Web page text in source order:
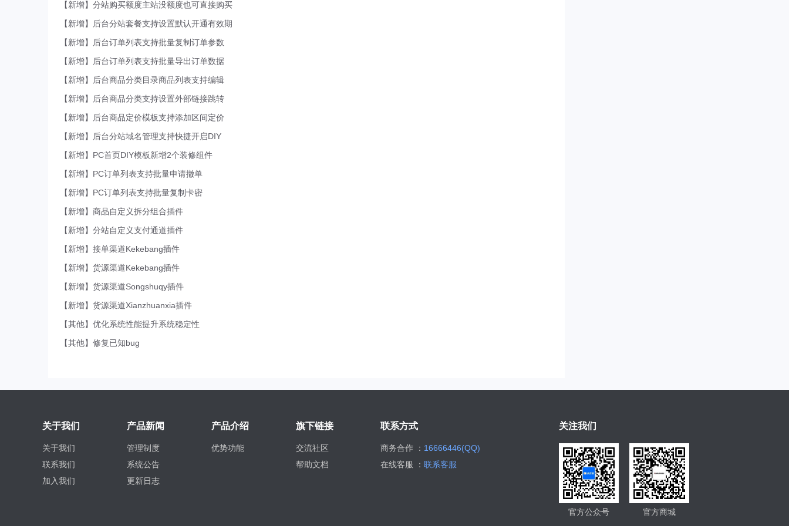
【新增】分站购买额度主站没额度也可直接购买
【新增】后台分站套餐支持设置默认开通有效期
【新增】后台订单列表支持批量复制订单参数
【新增】后台订单列表支持批量导出订单数据
【新增】后台商品分类目录商品列表支持编辑
【新增】后台商品分类支持设置外部链接跳转
【新增】后台商品定价模板支持添加区间定价
【新增】后台分站域名管理支持快捷开启DIY
【新增】PC首页DIY模板新增2个装修组件
【新增】PC订单列表支持批量申请撤单
【新增】PC订单列表支持批量复制卡密
【新增】商品自定义拆分组合插件
【新增】分站自定义支付通道插件
【新增】接单渠道Kekebang插件
【新增】货源渠道Kekebang插件
【新增】货源渠道Songshuqy插件
【新增】货源渠道Xianzhuanxia插件
【其他】优化系统性能提升系统稳定性
【其他】修复已知bug
关于我们
关于我们
联系我们
加入我们
产品新闻
管理制度
系统公告
更新日志
产品介绍
优势功能
旗下链接
交流社区
帮助文档
联系方式
商务合作 ： 16666446(QQ)
在线客服 ： 联系客服
关注我们
官方公众号 官方商城